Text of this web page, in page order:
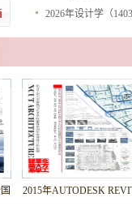
2026年设计学（
2015年AUTODESK REVIT